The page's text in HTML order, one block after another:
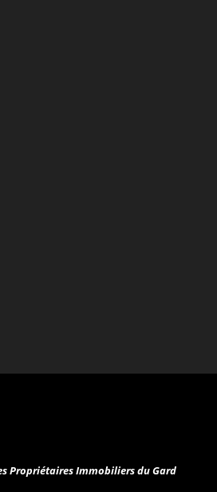
Propriétaires Immobiliers du Gard